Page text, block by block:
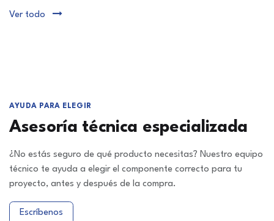
Ver todo
AYUDA PARA ELEGIR
Asesoría técnica especializada
¿No estás seguro de qué producto necesitas? Nuestro equipo
técnico te ayuda a elegir el componente correcto para tu
proyecto, antes y después de la compra.
Escríbenos